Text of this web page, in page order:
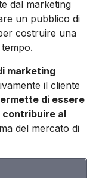
dal marketing
un pubblico di
costruire una
marketing
il cliente
di essere
al
del mercato di